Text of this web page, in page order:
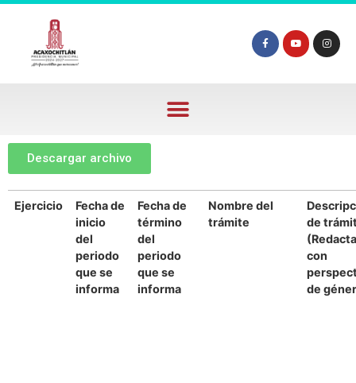
Descargar archivo
Ejercicio
Fecha de
inicio
del
periodo
que se
informa
Fecha de
término
del
periodo
que se
informa
Nombre del
trámite
de
con
de